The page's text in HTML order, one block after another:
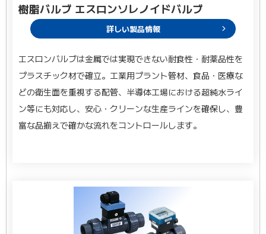
樹脂バルブ エスロンソレノイドバルブ
詳しい製品情報
エスロンバルブは金属では実現できない耐食性・耐薬品性を
プラスチック材で確立。工業用プラント管材、食品・医療な
どの衛生面を重視する配管、半導体工場における超純水ライ
ン等にも対応し、安心・クリーンな生産ラインを確保し、豊
富な品揃えで確かな流れをコントロールします。